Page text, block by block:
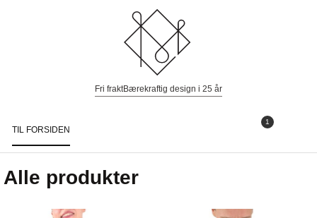
Fri fraktBærekraftig design i 25 år
1
TIL FORSIDEN
Alle produkter